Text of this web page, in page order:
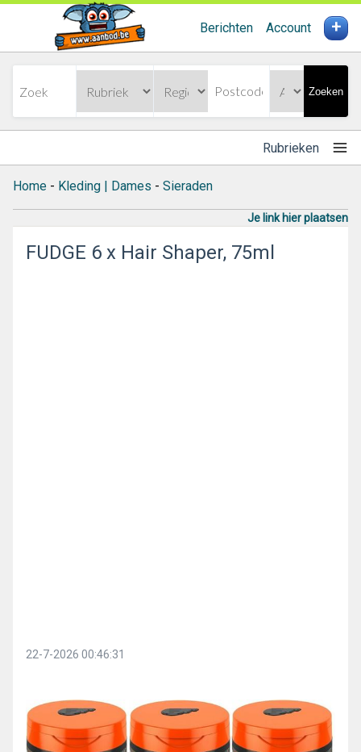
Berichten Account +
Zoeken
Rubrieken
Home - Kleding | Dames - Sieraden
Je link hier plaatsen
FUDGE 6 x Hair Shaper, 75ml
22-7-2026 00:46:31